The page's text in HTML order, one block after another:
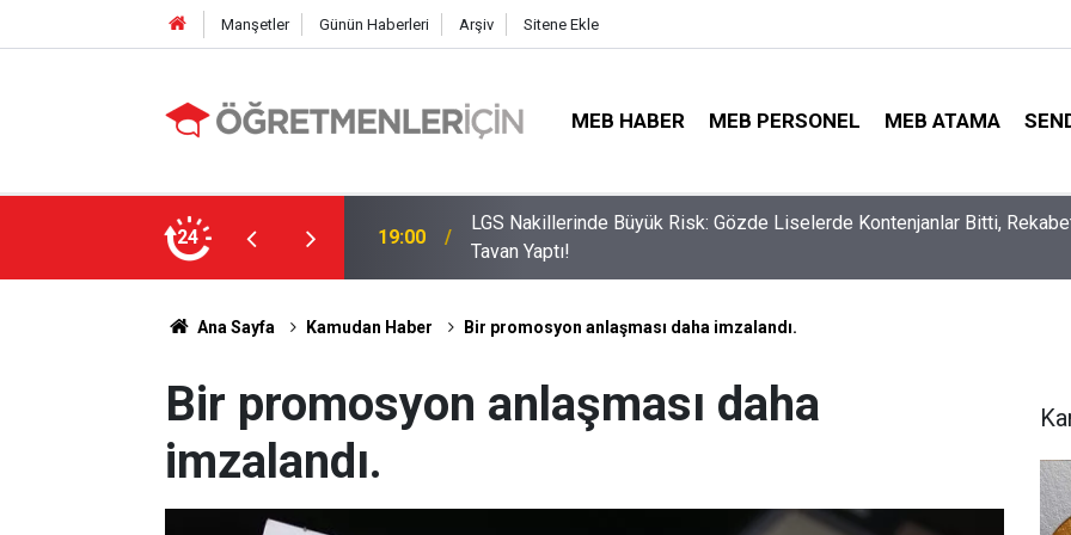
Manşetler Günün Haberleri Arşiv Sitene Ekle
MEB HABER MEB PERSONEL MEB ATAMA
24
Liselerde Kontenjanlar Bitti, Rekabet
09:05 İlçe Milli Eğitim Müdürü Ataması Yapıldı
Ana Sayfa Kamudan Haber Bir promosyon anlaşması daha imzalandı.
Bir promosyon anlaşması daha
imzalandı.